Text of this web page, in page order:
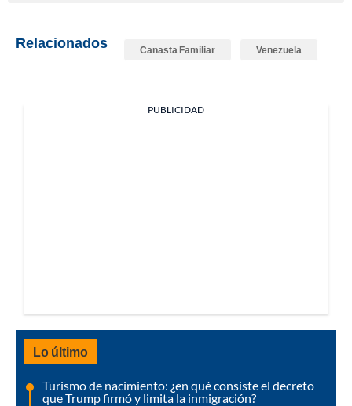
Relacionados Canasta Familiar Venezuela
PUBLICIDAD
Lo último
Turismo de nacimiento: ¿en qué consiste el decreto
que Trump firmó y limita la inmigración?